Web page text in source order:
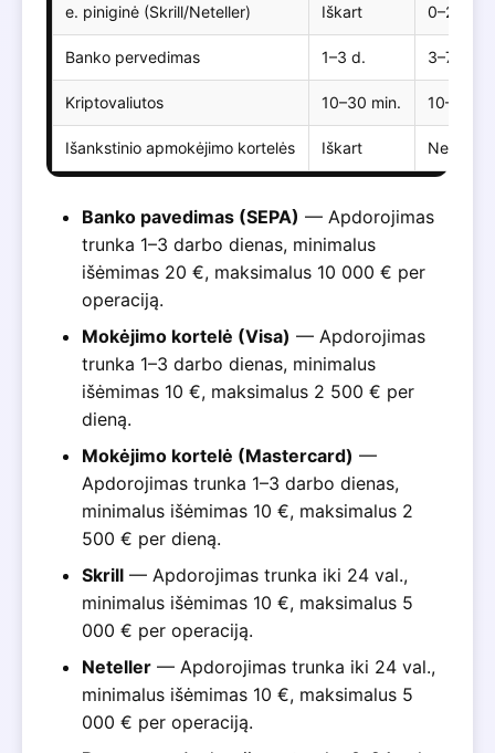
e. piniginė (Skrill/Neteller) Iškart 0–24 val.
Banko pervedimas 1–3 d. 3–7 d.
Kriptovaliutos 10–30 min. 10–30
Išankstinio apmokėjimo kortelės Iškart
Banko pavedimas (SEPA) — Apdorojimas
trunka 1–3 darbo dienas, minimalus
išėmimas 20 €, maksimalus 10 000 € per
operaciją.
Mokėjimo kortelė (Visa) — Apdorojimas
trunka 1–3 darbo dienas, minimalus
išėmimas 10 €, maksimalus 2 500 € per
dieną.
Mokėjimo kortelė (Mastercard) —
Apdorojimas trunka 1–3 darbo dienas,
minimalus išėmimas 10 €, maksimalus 2
500 € per dieną.
Skrill— Apdorojimas trunka iki 24 val.,
minimalus išėmimas 10 €, maksimalus 5
000 € per operaciją.
Neteller— Apdorojimas trunka iki 24 val.,
minimalus išėmimas 10 €, maksimalus 5
000 € per operaciją.